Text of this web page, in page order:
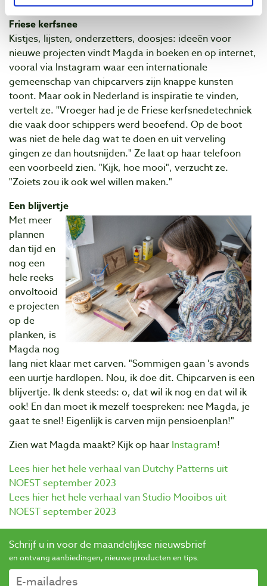
Friese kerfsnee
Kistjes, lijsten, onderzetters, doosjes: ideeën voor
nieuwe projecten vindt Magda in boeken en op internet,
vooral via Instagram waar een internationale
gemeenschap van chipcarvers zijn knappe kunsten
toont. Maar ook in Nederland is inspiratie te vinden,
vertelt ze. "Vroeger had je de Friese kerfsnedetechniek
die vaak door schippers werd beoefend. Op de boot
was niet de hele dag wat te doen en uit verveling
gingen ze dan houtsnijden." Ze laat op haar telefoon
een voorbeeld zien. "Kijk, hoe mooi", verzucht ze.
"Zoiets zou ik ook wel willen maken."
Een blijvertje
Met meer
plannen
dan tijd en
nog een
hele reeks
onvoltooid
e projecten
op de
planken, is
Magda nog
lang niet klaar met carven. "Sommigen gaan 's avonds
een uurtje hardlopen. Nou, ik doe dit. Chipcarven is een
blijvertje. Ik denk steeds: o, dat wil ik nog en dat wil ik
ook! En dan moet ik mezelf toespreken: nee Magda, je
gaat te snel! Eigenlijk is carven mijn pensioenplan!"
Zien wat Magda maakt? Kijk op haar Instagram!
Lees hier het hele verhaal van Dutchy Patterns uit
NOEST september 2023
Lees hier het hele verhaal van Studio Mooibos uit
NOEST september 2023
Schrijf u in voor de maandelijkse nieuwsbrief
en ontvang aanbiedingen, nieuwe producten en tips.